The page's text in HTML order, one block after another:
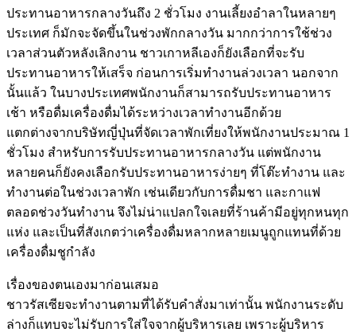
ประทานอาหารกลางวันถึง 2 ชั่วโมง งานเลี้ยงอำลาในหลายๆ
ประเทศ ก็มักจะจัดขึ้นในช่วงพักกลางวัน มากกว่าการใช้ช่วง
เวลาส่วนตัวหลังเลิกงาน ชาวเกาหลีเองก็ยังเลือกที่จะรับ
ประทานอาหารให้เสร็จ ก่อนการเริ่มทำงานล่วงเวลา นอกจาก
นั้นแล้ว ในบางประเทศพนักงานก็สามารถรับประทานอาหาร
เช้า หรือดื่มเครื่องดื่มได้ระหว่างเวลาทำงานอีกด้วย
แตกต่างจากบริษัทญี่ปุ่นที่จัดเวลาพักเที่ยงให้พนักงานประมาณ 1
ชั่วโมง สำหรับการรับประทานอาหารกลางวัน แต่พนักงาน
หลายคนก็ยังคงเลือกรับประทานอาหารง่ายๆ ที่โต๊ะทำงาน และ
ทำงานต่อในช่วงเวลาพัก เช่นเดียวกับการดื่มชา และกาแฟ
ตลอดช่วงวันทำงาน จึงไม่น่าแปลกใจเลยที่ร้านค้ามีอยู่ทุกหนทุก
แห่ง และเป็นที่สังเกตว่าเครื่องดื่มหลากหลายเมนูถูกแทนที่ด้วย
เครื่องดื่มชูกำลัง
เรื่องของตนเองมาก่อนเสมอ
ชาวรัสเซียจะทำงานตามที่ได้รับคำสั่งมาเท่านั้น พนักงานระดับ
ล่างก็แทบจะไม่รับการใส่ใจจากผู้บริหารเลย เพราะผู้บริหาร